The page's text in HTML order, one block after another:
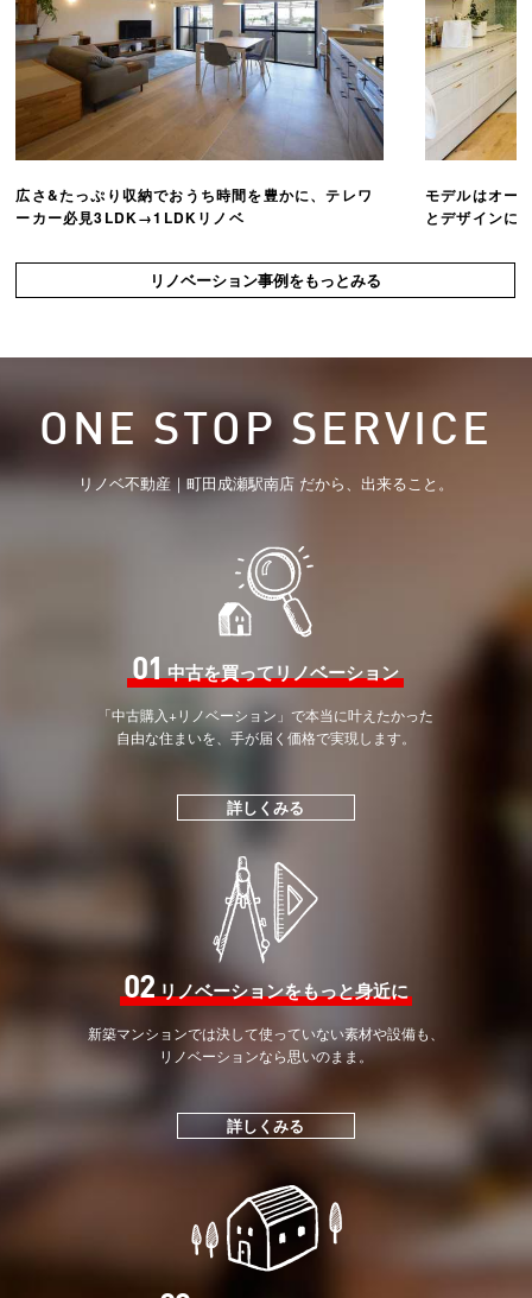
広さ&たっぷり収納でおうち時間を豊かに、テレワ
ーカー必見3LDK→1LDKリノベ
モデルはオー
とデザインに
リノベーション事例をもっとみる
ONE STOP SERVICE
リノベ不動産｜町田成瀬駅南店 だから、出来ること。
01中古を買ってリノベーション
「中古購入+リノベーション」で本当に叶えたかった
自由な住まいを、手が届く価格で実現します。
詳しくみる
02リノベーションをもっと身近に
新築マンションでは決して使っていない素材や設備も、
リノベーションなら思いのまま。
詳しくみる